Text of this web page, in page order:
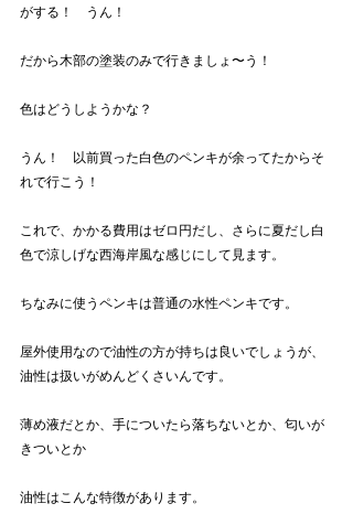
がする！　うん！
だから木部の塗装のみで行きましょ〜う！
色はどうしようかな？
うん！　以前買った白色のペンキが余ってたからそ
れで行こう！
これで、かかる費用はゼロ円だし、さらに夏だし白
色で涼しげな西海岸風な感じにして見ます。
ちなみに使うペンキは普通の水性ペンキです。
屋外使用なので油性の方が持ちは良いでしょうが、
油性は扱いがめんどくさいんです。
薄め液だとか、手についたら落ちないとか、匂いが
きついとか
油性はこんな特徴があります。